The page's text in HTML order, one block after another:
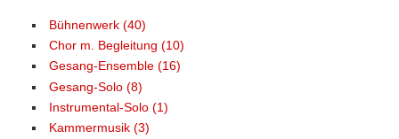
Bühnenwerk (40)
Chor m. Begleitung (10)
Gesang-Ensemble (16)
Gesang-Solo (8)
Instrumental-Solo (1)
Kammermusik (3)